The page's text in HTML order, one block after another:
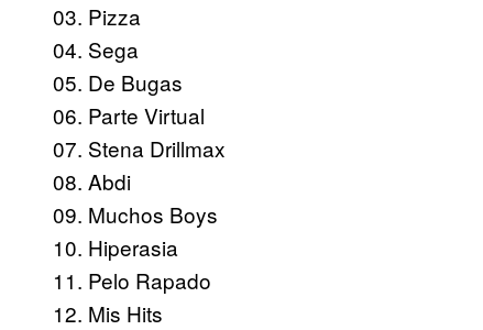
03. Pizza
04. Sega
05. De Bugas
06. Parte Virtual
07. Stena Drillmax
08. Abdi
09. Muchos Boys
10. Hiperasia
11. Pelo Rapado
12. Mis Hits